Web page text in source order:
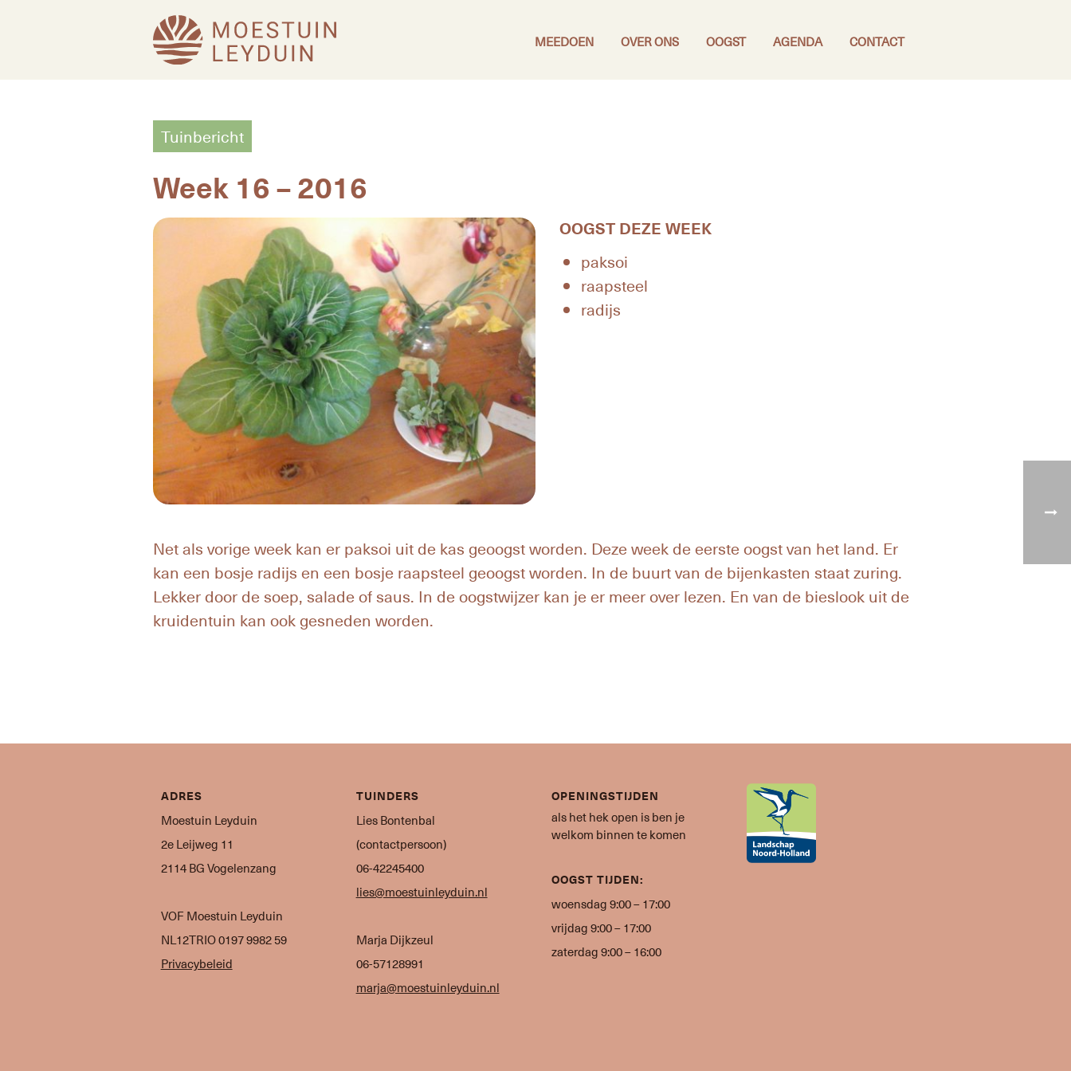
MEEDOEN OVER ONS OOGST AGENDA CONTACT
Tuinbericht
Week 16 – 2016
OOGST DEZE WEEK
paksoi
raapsteel
radijs
Net als vorige week kan er paksoi uit de kas geoogst worden. Deze week de eerste oogst van het land. Er
kan een bosje radijs en een bosje raapsteel geoogst worden. In de buurt van de bijenkasten staat zuring.
Lekker door de soep, salade of saus. In de oogstwijzer kan je er meer over lezen. En van de bieslook uit de
kruidentuin kan ook gesneden worden.
ADRES
Moestuin Leyduin
2e Leijweg 11
2114 BG Vogelenzang
VOF Moestuin Leyduin
NL12TRIO 0197 9982 59
Privacybeleid
TUINDERS
Lies Bontenbal
(contactpersoon)
06-42245400
lies@moestuinleyduin.nl
Marja Dijkzeul
06-57128991
marja@moestuinleyduin.nl
OPENINGSTIJDEN
als het hek open is ben je
welkom binnen te komen
OOGST TIJDEN:
woensdag 9:00 – 17:00
vrijdag 9:00 – 17:00
zaterdag 9:00 – 16:00